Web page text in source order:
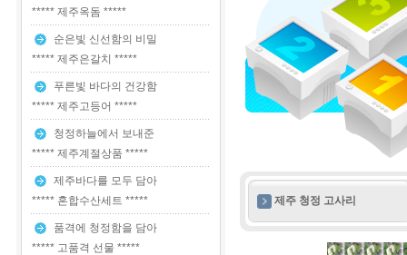
***** 제주옥돔 *****
순은빛 신선함의 비밀
***** 제주은갈치 *****
푸른빛 바다의 건강함
***** 제주고등어 *****
청정하늘에서 보내준
***** 제주계절상품 *****
제주바다를 모두 담아
***** 혼합수산세트 *****
품격에 청정함을 담아
***** 고품격 선물 *****
제주 청정 고사리